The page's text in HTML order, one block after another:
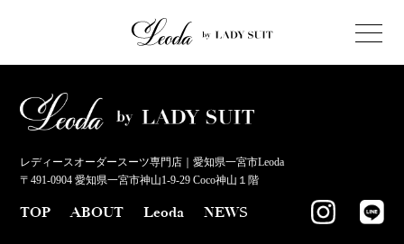
レディースオーダースーツ専門店｜愛知県一宮市Leoda
〒491-0904 愛知県一宮市神山1-9-29 Coco神山１階
TOP ABOUT Leoda NEWS